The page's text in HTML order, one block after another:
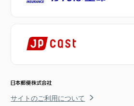
サイトのご利用について